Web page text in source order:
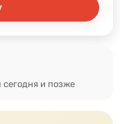
и позже